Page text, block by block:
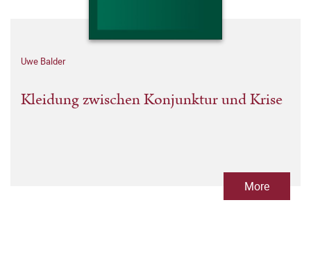
Uwe Balder
Kleidung zwischen Konjunktur und Krise
More